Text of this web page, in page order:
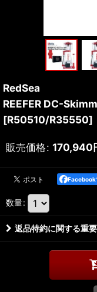
RedSea
REEFER DC-
[R50510/R35550]
販売価格: 170,940
Facebook
数量:
返品特約に関する重